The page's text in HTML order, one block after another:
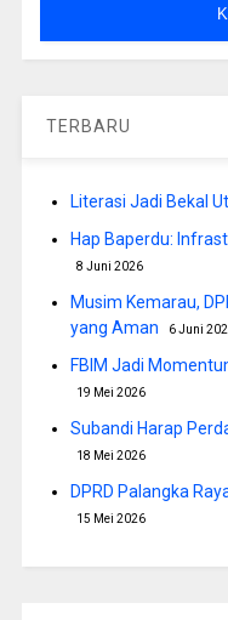
TERBARU
Literasi Jadi Bekal
Hap Baperdu:
8 Juni 2026
Musim Kemarau,
yang Aman
6 Juni
FBIM Jadi
19 Mei 2026
Subandi Harap
18 Mei 2026
DPRD Palangka
15 Mei 2026